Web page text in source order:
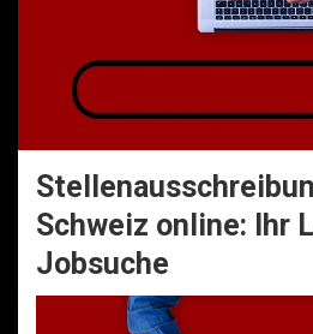
Schweiz online: Ihr
Jobsuche